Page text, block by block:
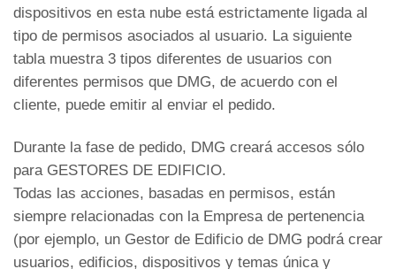
dispositivos en esta nube está estrictamente ligada al
tipo de permisos asociados al usuario. La siguiente
tabla muestra 3 tipos diferentes de usuarios con
diferentes permisos que DMG, de acuerdo con el
cliente, puede emitir al enviar el pedido.
Durante la fase de pedido, DMG creará accesos sólo
para GESTORES DE EDIFICIO.
Todas las acciones, basadas en permisos, están
siempre relacionadas con la Empresa de pertenencia
(por ejemplo, un Gestor de Edificio de DMG podrá crear
usuarios, edificios, dispositivos y temas única y